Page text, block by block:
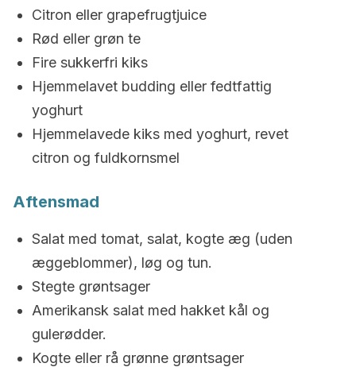
Citron eller grapefrugtjuice
Rød eller grøn te
Fire sukkerfri kiks
Hjemmelavet budding eller fedtfattig
yoghurt
Hjemmelavede kiks med yoghurt, revet
citron og fuldkornsmel
Aftensmad
Salat med tomat, salat, kogte æg (uden
æggeblommer), løg og tun.
Stegte grøntsager
Amerikansk salat med hakket kål og
gulerødder.
Kogte eller rå grønne grøntsager